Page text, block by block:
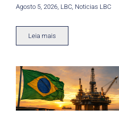
Agosto 5, 2026 LBC Noticias LBC
Leia mais